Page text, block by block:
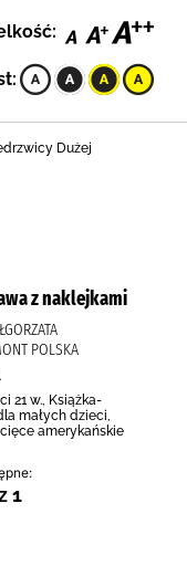
Dużej
z naklejkami
POLSKA
21 w., Książka-
małych dzieci,
amerykańskie
1